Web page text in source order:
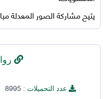
يتيح مشاركة الصور المعدلة
عدد التحميلات : 8995